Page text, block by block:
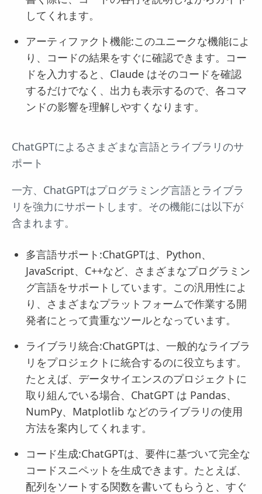
してくれます。
アーティファクト機能:このユニークな機能によ
り、コードの結果をすぐに確認できます。コー
ドを入力すると、Claude はそのコードを確認
するだけでなく、出力も表示するので、各コマ
ンドの影響を理解しやすくなります。
ChatGPTによるさまざまな言語とライブラリのサ
ポート
一方、ChatGPTはプログラミング言語とライブラ
リを強力にサポートします。その機能には以下が
含まれます。
多言語サポート:ChatGPTは、Python、
JavaScript、C++など、さまざまなプログラミン
グ言語をサポートしています。この汎用性によ
り、さまざまなプラットフォームで作業する開
発者にとって貴重なツールとなっています。
ライブラリ統合:ChatGPTは、一般的なライブラ
リをプロジェクトに統合するのに役立ちます。
たとえば、データサイエンスのプロジェクトに
取り組んでいる場合、ChatGPT は Pandas、
NumPy、Matplotlib などのライブラリの使用
方法を案内してくれます。
コード生成:ChatGPTは、要件に基づいて完全な
コードスニペットを生成できます。たとえば、
配列をソートする関数を書いてもらうと、すぐ